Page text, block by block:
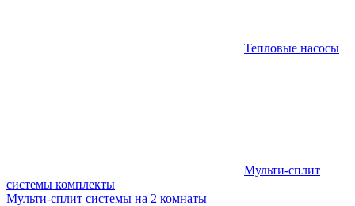
Тепловые насосы
Мульти-сплит
системы комплекты
Мульти-сплит системы на 2 комнаты